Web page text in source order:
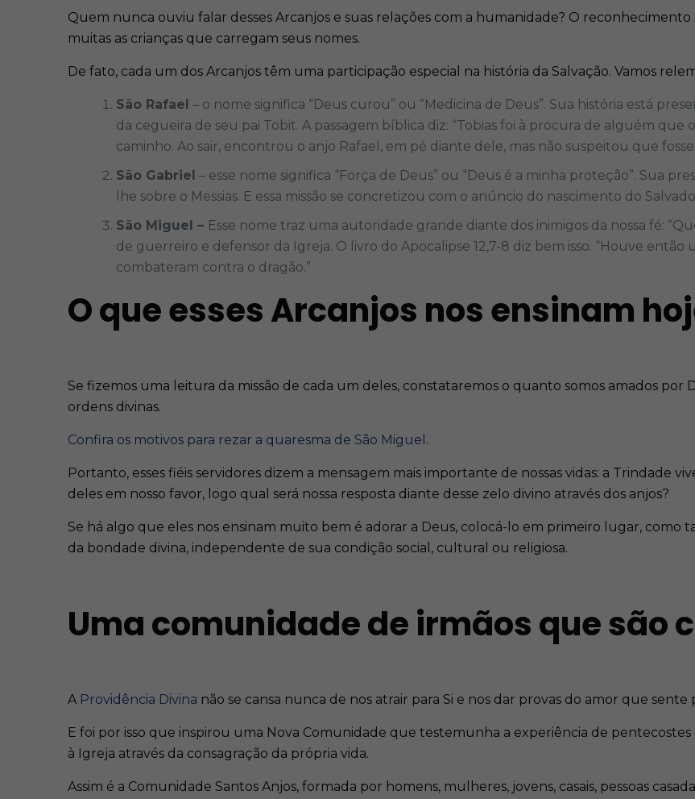
Quem nunca ouviu falar desses Arcanjos e suas relações com a humanidade? O
muitas as crianças que carregam seus nomes.
De fato, cada um dos Arcanjos têm uma participação especial na história da Salvação. Vamos
São Rafael – o nome significa “Deus curou” ou “Medicina de Deus”. Sua história está
da cegueira de seu pai Tobit. A passagem bíblica diz: “Tobias foi à procura de alguém
caminho. Ao sair, encontrou o anjo Rafael, em pé diante dele, mas não suspeitou que
São Gabriel – esse nome significa “Força de Deus” ou “Deus é a minha proteção”. Sua
lhe sobre o Messias. E essa missão se concretizou com o anúncio do nascimento do
São Miguel – Esse nome traz uma autoridade grande diante dos inimigos da nossa fé:
de guerreiro e defensor da Igreja. O livro do Apocalipse 12,7-8 diz bem isso: “Houve
combateram contra o dragão.”
O que esses Arcanjos nos ensinam
Se fizemos uma leitura da missão de cada um deles, constataremos o quanto somos amados por
ordens divinas.
Confira os motivos para rezar a quaresma de São Miguel.
Portanto, esses fiéis servidores dizem a mensagem mais importante de nossas vidas: a Trindade
deles em nosso favor, logo qual será nossa resposta diante desse zelo divino através dos anjos?
Se há algo que eles nos ensinam muito bem é adorar a Deus, colocá-lo em primeiro lugar, como
da bondade divina, independente de sua condição social, cultural ou religiosa.
Uma comunidade de irmãos que são
A Providência Divina não se cansa nunca de nos atrair para Si e nos dar provas do amor que sente
E foi por isso que inspirou uma Nova Comunidade que testemunha a experiência de
à Igreja através da consagração da própria vida.
Assim é a Comunidade Santos Anjos, formada por homens, mulheres, jovens, casais, pessoas